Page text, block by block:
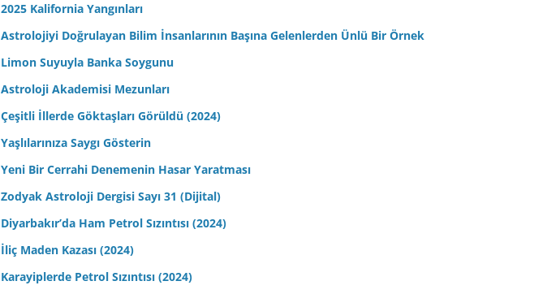
2025 Kalifornia Yangınları
Astrolojiyi Doğrulayan Bilim İnsanlarının Başına Gelenlerden Ünlü Bir Örnek
Limon Suyuyla Banka Soygunu
Astroloji Akademisi Mezunları
Çeşitli İllerde Göktaşları Görüldü (2024)
Yaşlılarınıza Saygı Gösterin
Yeni Bir Cerrahi Denemenin Hasar Yaratması
Zodyak Astroloji Dergisi Sayı 31 (Dijital)
Diyarbakır’da Ham Petrol Sızıntısı (2024)
İliç Maden Kazası (2024)
Karayiplerde Petrol Sızıntısı (2024)